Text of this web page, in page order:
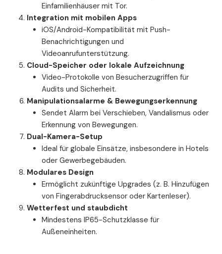
Einfamilienhäuser mit Tor.
Integration mit mobilen Apps
iOS/Android-Kompatibilität mit Push-
Benachrichtigungen und
Videoanrufunterstützung.
Cloud-Speicher oder lokale Aufzeichnung
Video-Protokolle von Besucherzugriffen für
Audits und Sicherheit.
Manipulationsalarme & Bewegungserkennung
Sendet Alarm bei Verschieben, Vandalismus oder
Erkennung von Bewegungen.
Dual-Kamera-Setup
Ideal für globale Einsätze, insbesondere in Hotels
oder Gewerbegebäuden.
Modulares Design
Ermöglicht zukünftige Upgrades (z. B. Hinzufügen
von Fingerabdrucksensor oder Kartenleser).
Wetterfest und staubdicht
Mindestens IP65-Schutzklasse für
Außeneinheiten.